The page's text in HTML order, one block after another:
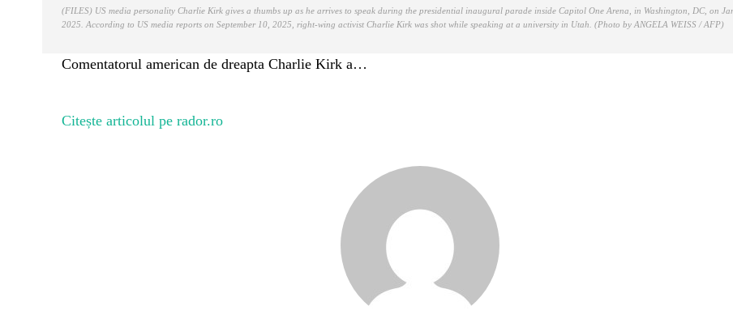
(FILES) US media personality Charlie Kirk gives a thumbs up as he arrives to speak during the presidential inaugural parade inside Capitol One Arena, in Washington, DC, on
2025. According to US media reports on September 10, 2025, right-wing activist Charlie Kirk was shot while speaking at a university in Utah. (Photo by ANGELA WEISS / AFP)
Comentatorul american de dreapta Charlie Kirk a…
Citește articolul pe rador.ro